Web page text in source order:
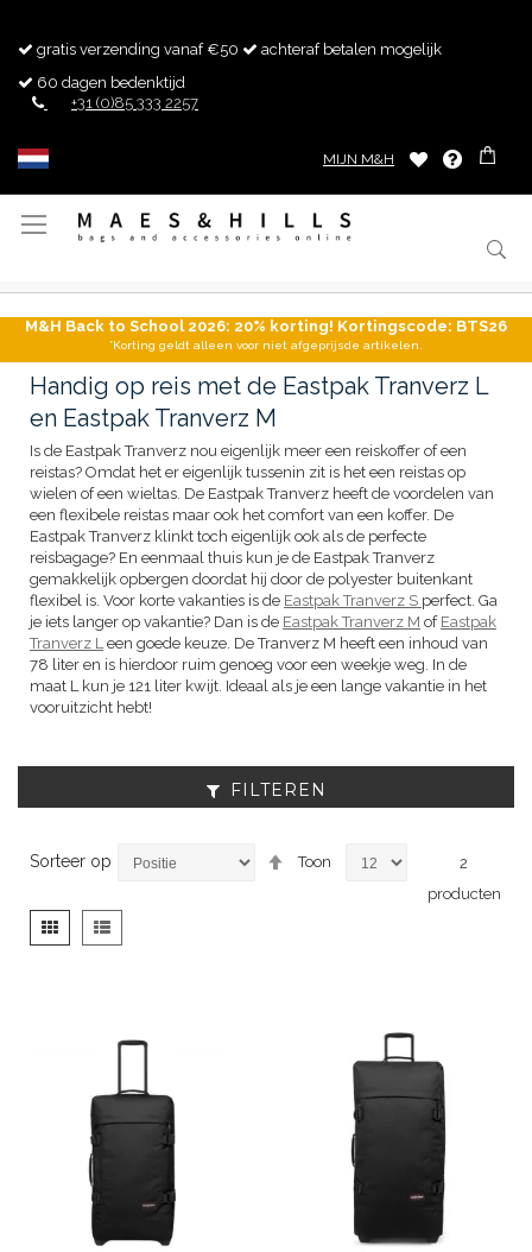
gratis verzending vanaf €50
achteraf betalen mogelijk
60 dagen bedenktijd
+31 (0)85 333 2257
MIJN M&H
Toggle
M&H Back to School 2026: 20% korting! Kortingscode: BTS26
*Korting geldt alleen voor niet afgeprijsde artikelen.
Handig op reis met de Eastpak Tranverz L
en Eastpak Tranverz M
Is de Eastpak Tranverz nou eigenlijk meer een reiskoffer of een
reistas? Omdat het er eigenlijk tussenin zit is het een reistas op
wielen of een wieltas. De Eastpak Tranverz heeft de voordelen van
een flexibele reistas maar ook het comfort van een koffer. De
Eastpak Tranverz klinkt toch eigenlijk ook als de perfecte
reisbagage? En eenmaal thuis kun je de Eastpak Tranverz
gemakkelijk opbergen doordat hij door de polyester buitenkant
flexibel is. Voor korte vakanties is de Eastpak Tranverz S perfect. Ga
je iets langer op vakantie? Dan is de Eastpak Tranverz M of Eastpak
Tranverz Leen goede keuze. De Tranverz M heeft een inhoud van
78 liter en is hierdoor ruim genoeg voor een weekje weg. In de
maat L kun je 121 liter kwijt. Ideaal als je een lange vakantie in het
vooruitzicht hebt!
FILTEREN
Sorteer op
Van
Toon
2
producten
Tonen
als
Foto-
tabel
Lijst